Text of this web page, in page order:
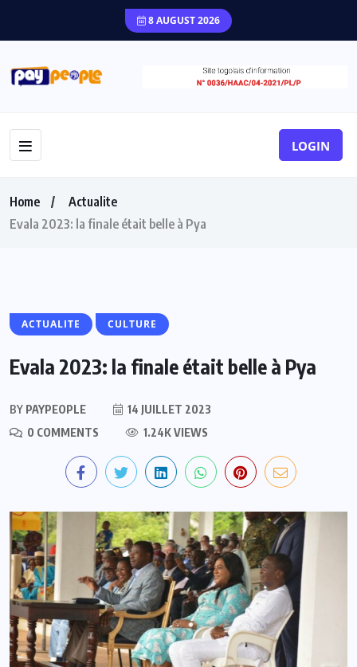
8 AUGUST 2026
LOGIN
Home
Actualite
Evala 2023: la finale était belle à Pya
ACTUALITE CULTURE
Evala 2023: la finale était belle à Pya
BY PAYPEOPLE
14 JUILLET 2023
0 COMMENTS
1.24K VIEWS